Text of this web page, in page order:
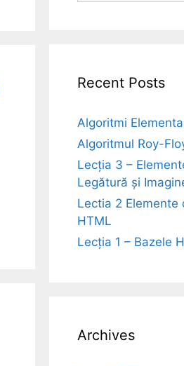
Recent Posts
Algoritmi
Algoritmul Roy-
Lecția 3 –
Legătură și
Lectia 2 Elemente
HTML
Lecția 1 – Bazele
Archives